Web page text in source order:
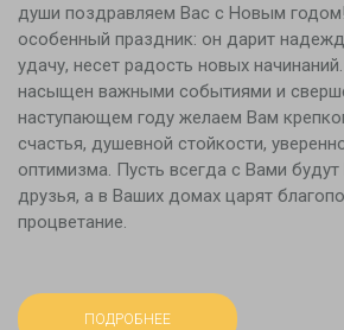
души поздравляем Вас с Новым
особенный праздник: он дарит
удачу, несет радость новых
насыщен важными событиями и
наступающем году желаем Вам
счастья, душевной стойкости,
оптимизма. Пусть всегда с Вами
друзья, а в Ваших домах царят
процветание.
ПОДРОБНЕЕ